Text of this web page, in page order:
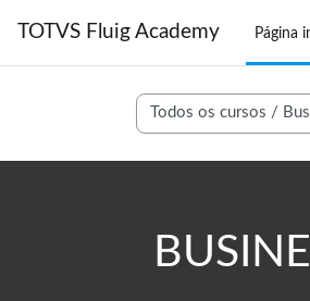
TOTVS Fluig Academy Página
Categorias de Cursos